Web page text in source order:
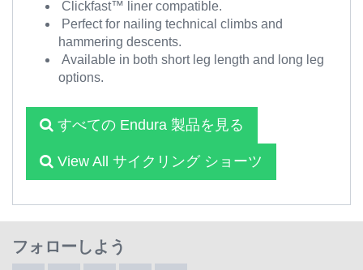
Clickfast™ liner compatible.
Perfect for nailing technical climbs and
hammering descents.
Available in both short leg length and long leg
options.
すべての Endura 製品を見る
View All サイクリング ショーツ
フォローしよう